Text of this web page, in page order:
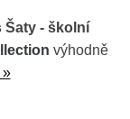
Šaty - školní
výhodně
»